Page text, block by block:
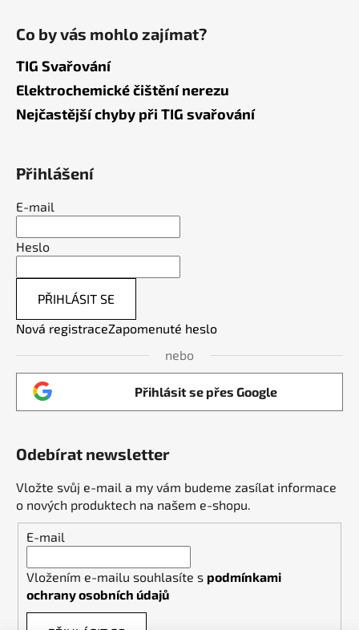
Co by vás mohlo zajímat?
TIG Svařování
Elektrochemické čištění nerezu
Nejčastější chyby při TIG svařování
Přihlášení
E-mail
Heslo
PŘIHLÁSIT SE
Nová registraceZapomenuté heslo
nebo
Přihlásit se přes Google
Odebírat newsletter
Vložte svůj e-mail a my vám budeme zasílat informace
o nových produktech na našem e-shopu.
E-mail
Vložením e-mailu souhlasíte s podmínkami
ochrany osobních údajů